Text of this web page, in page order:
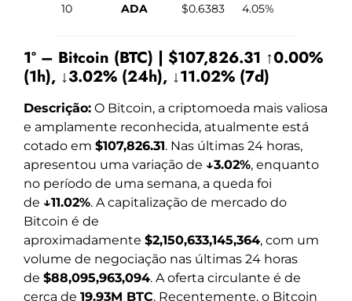
10
ADA $0.6383 4.05%
1º – Bitcoin (BTC) | $107,826.31 ↑0.00%
(1h), ↓3.02% (24h), ↓11.02% (7d)
Descrição: O Bitcoin, a criptomoeda mais valiosa
e amplamente reconhecida, atualmente está
cotado em $107,826.31. Nas últimas 24 horas,
apresentou uma variação de ↓3.02%, enquanto
no período de uma semana, a queda foi
de ↓11.02%. A capitalização de mercado do
Bitcoin é de
aproximadamente $2,150,633,145,364, com um
volume de negociação nas últimas 24 horas
de $88,095,963,094. A oferta circulante é de
cerca de 19.93M BTC. Recentemente, o Bitcoin